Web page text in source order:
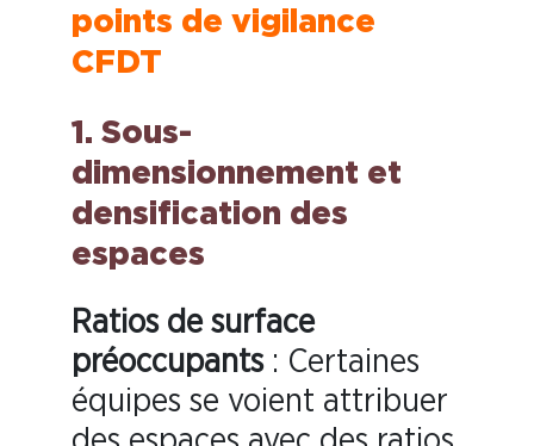
points de vigilance
CFDT
1. Sous-
dimensionnement et
densification des
espaces
Ratios de surface
préoccupants: Certaines
équipes se voient attribuer